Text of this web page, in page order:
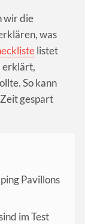
wir die
was
listet
erklärt,
So kann
gespart
Pavillons
im Test